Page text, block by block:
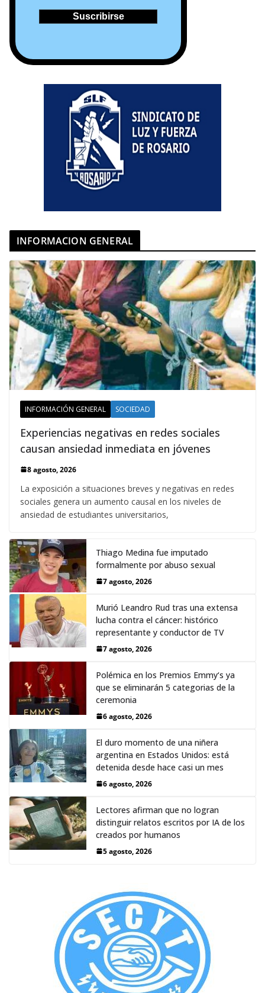
INFORMACION GENERAL
INFORMACIÓN GENERAL SOCIEDAD
Experiencias negativas en redes sociales
causan ansiedad inmediata en jóvenes
8 agosto, 2026
La exposición a situaciones breves y negativas en redes
sociales genera un aumento causal en los niveles de
ansiedad de estudiantes universitarios,
Thiago Medina fue imputado
formalmente por abuso sexual
7 agosto, 2026
Murió Leandro Rud tras una extensa
lucha contra el cáncer: histórico
representante y conductor de TV
7 agosto, 2026
Polémica en los Premios Emmy‘s ya
que se eliminarán 5 categorias de la
ceremonia
6 agosto, 2026
El duro momento de una niñera
argentina en Estados Unidos: está
detenida desde hace casi un mes
6 agosto, 2026
Lectores afirman que no logran
distinguir relatos escritos por IA de los
creados por humanos
5 agosto, 2026